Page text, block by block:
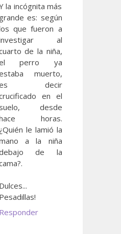
la incógnita más
grande es: según
que fueron a
al
de la niña,
perro ya
muerto,
decir
en el
desde
horas.
¿Quién le lamió la
a la niña
de la
Dulces...
Pesadillas!
Responder